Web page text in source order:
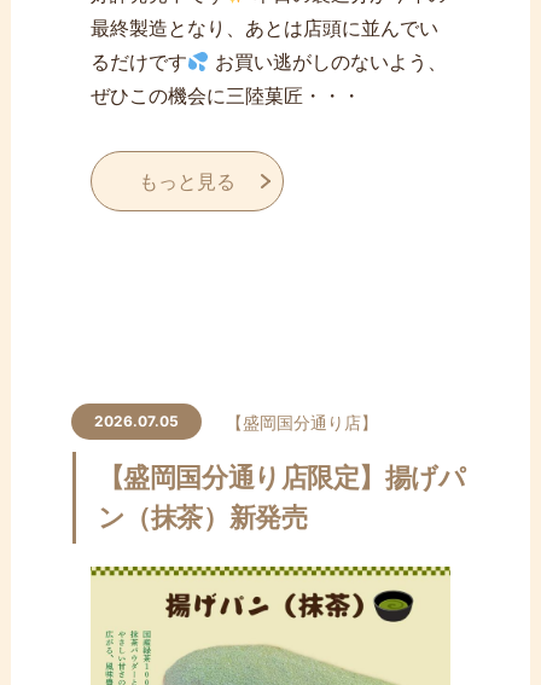
最終製造となり、あとは店頭に並んでい
るだけです
お買い逃がしのないよう、
ぜひこの機会に三陸菓匠・・・
もっと見る
2026.07.05 【盛岡国分通り店】
【盛岡国分通り店限定】揚げパ
ン（抹茶）新発売